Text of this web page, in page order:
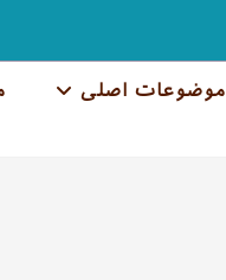
موضوعات اصلی